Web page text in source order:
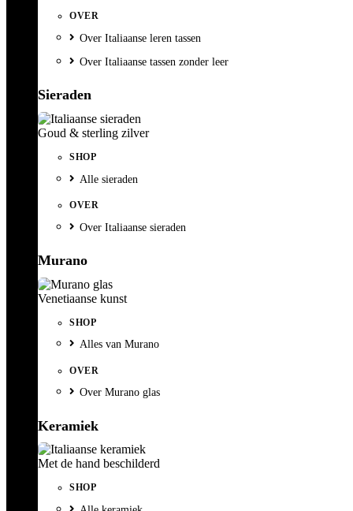
OVER
Over Italiaanse leren tassen
Over Italiaanse tassen zonder leer
Sieraden
Goud & sterling zilver
SHOP
Alle sieraden
OVER
Over Italiaanse sieraden
Murano
Venetiaanse kunst
SHOP
Alles van Murano
OVER
Over Murano glas
Keramiek
Met de hand beschilderd
SHOP